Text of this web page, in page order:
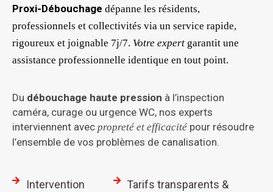
Proxi-Débouchage dépanne les résidents,
professionnels et collectivités via un service rapide,
rigoureux et joignable 7j/7. Votre expert garantit une
assistance professionnelle identique en tout point.
Du débouchage haute pression à l’inspection
caméra, curage ou urgence WC, nos experts
interviennent avec propreté et efficacité pour résoudre
l’ensemble de vos problèmes de canalisation.
Intervention
Tarifs transparents &